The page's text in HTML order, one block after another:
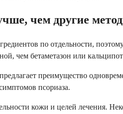
чем другие
по отдельности,
чем бетаметазон или
преимущество
псориаза.
кожи и целей лечения.